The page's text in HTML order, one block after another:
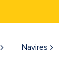
Navires